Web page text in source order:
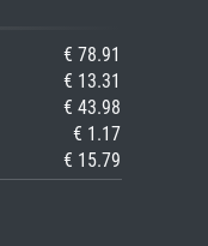
€ 78.91
€ 13.31
€ 43.98
€ 1.17
€ 15.79